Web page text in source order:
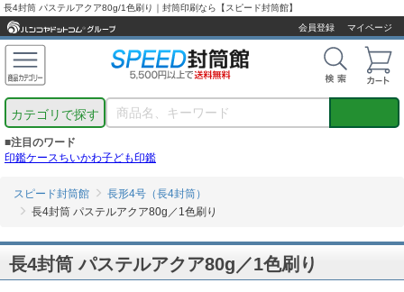
長4封筒 パステルアクア80g/1色刷り｜封筒印刷なら【スピード封筒館】
会員登録
マイページ
カテゴリで探す
■注目のワード
印鑑ケースちいかわ子ども印鑑
スピード封筒館
長形4号（長4封筒）
長4封筒 パステルアクア80g／1色刷り
長4封筒 パステルアクア80g／1色刷り